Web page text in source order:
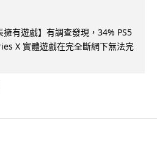
擁有遊戲】有調查發現，34% PS5
X 實體遊戲在完全斷網下無法完